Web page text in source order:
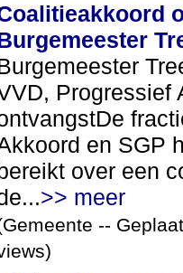
Progressief
en SGP
over een
>> meer
--